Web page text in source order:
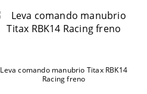
Leva comando manubrio Titax RBK14
Racing freno